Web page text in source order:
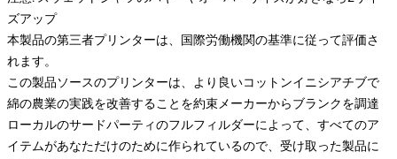
ズアップ
本製品の第三者プリンターは、国際労働機関の基準に従って評価さ
れます。
この製品ソースのプリンターは、より良いコットンイニシアチブで
綿の農業の実践を改善することを約束メーカーからブランクを調達
ローカルのサードパーティのフルフィルダーによって、すべてのア
イテムがあなただけのために作られているので、受け取った製品に